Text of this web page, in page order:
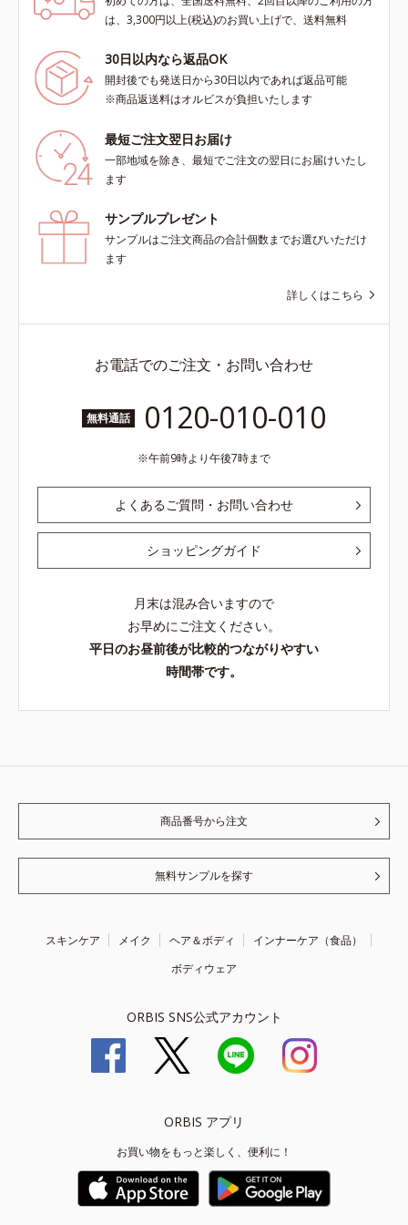
は、3,300円以上(税込)のお買い上げで、送料無料
30日以内なら返品OK
開封後でも発送日から30日以内であれば返品可能
※商品返送料はオルビスが負担いたします
最短ご注文翌日お届け
一部地域を除き、最短でご注文の翌日にお届けいたし
ます
サンプルプレゼント
サンプルはご注文商品の合計個数までお選びいただけ
ます
詳しくはこちら
お電話でのご注文・お問い合わせ
無料通話 0120-010-010
午前9時より午後7時まで
よくあるご質問・お問い合わせ
ショッピングガイド
月末は混み合いますので
お早めにご注文ください。
平日のお昼前後が比較的つながりやすい
時間帯です。
商品番号から注文
無料サンプルを探す
スキンケア メイク ヘア＆ボディ
インナーケア（食品）
ボディウェア
ORBIS SNS公式アカウント
ORBIS アプリ
お買い物をもっと楽しく、便利に！